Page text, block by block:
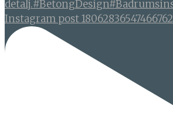
Instagram post 18062836547466762